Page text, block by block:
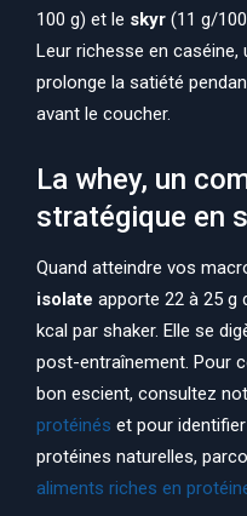
100 g) et le skyr (11 g/
Leur richesse en caséine,
prolonge la satiété
avant le coucher.
La whey, un
stratégique en
Quand atteindre vos
isolate apporte 22 à 25 g
kcal par shaker. Elle se
post-entraînement. Pour
bon escient, consultez
protéinés et pour
protéines naturelles,
aliments riches en